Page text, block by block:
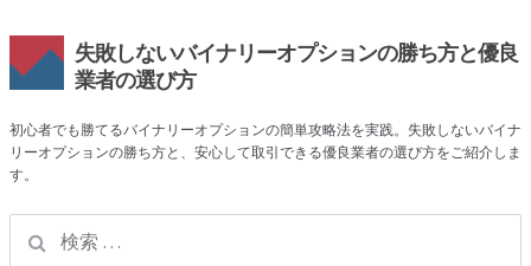
失敗しないバイナリーオプションの勝ち方と優良
業者の選び方
初心者でも勝てるバイナリーオプションの簡単攻略法を実践。失敗しないバイナ
リーオプションの勝ち方と、安心して取引できる優良業者の選び方をご紹介しま
す。